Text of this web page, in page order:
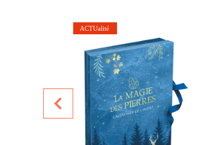
navigate_before